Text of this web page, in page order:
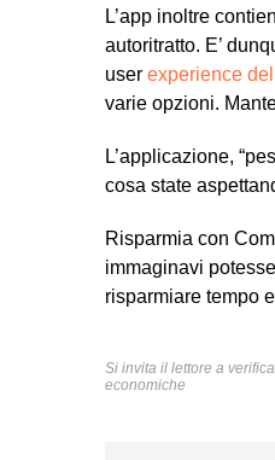
L’app inoltre
autoritratto. E’
user experience
varie opzioni.
L’applicazione,
cosa state
Risparmia con
immaginavi
risparmiare tempo
Si invita il lettore a
economiche